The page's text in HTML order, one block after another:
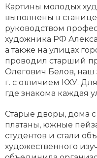
Картины молодых
выполнены в
руководством
художника РФ
а также на улицах
проводил старший
Олегович Белов, наш
г. с отличием КХУ.
где знакома каждая
Старые дворы, дома
платаны, южные
студентов и стали
художественного